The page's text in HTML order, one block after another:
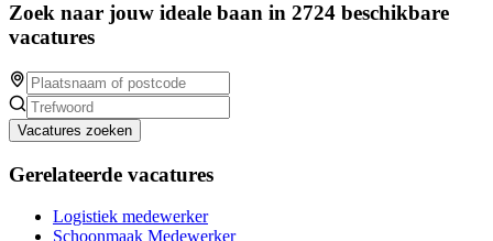
Zoek naar jouw ideale baan in 2724 beschikbare
vacatures
Vacatures zoeken
Gerelateerde vacatures
Logistiek medewerker
Schoonmaak Medewerker